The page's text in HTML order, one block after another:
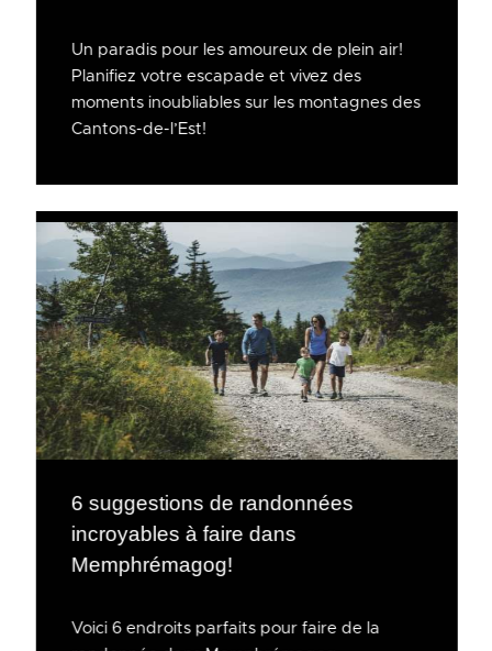
Un paradis pour les amoureux de plein air!
Planifiez votre escapade et vivez des
moments inoubliables sur les montagnes des
Cantons-de-l’Est!
6 suggestions de randonnées
incroyables à faire dans
Memphrémagog!
Voici 6 endroits parfaits pour faire de la